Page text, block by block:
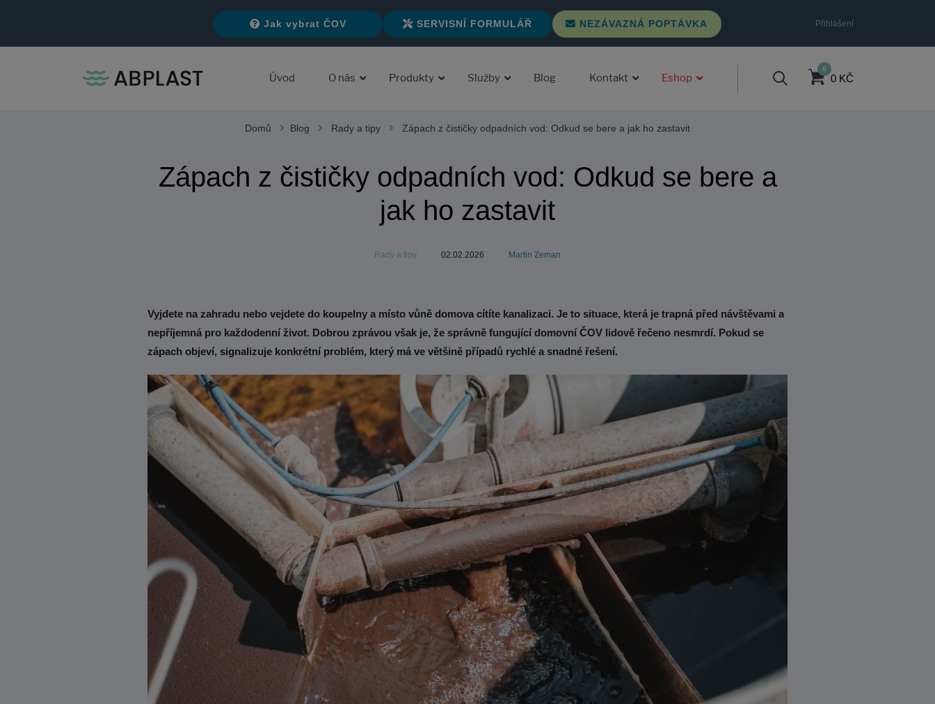
Jak vybrat ČOV SERVISNÍ FORMULÁŘ NEZÁVAZNÁ POPTÁVKA Přihlášení
Úvod O nás Produkty Služby Blog Kontakt Eshop
0
0 KČ
Domů Blog Rady a tipy Zápach z čističky odpadních vod: Odkud se bere a jak ho zastavit
Zápach z čističky odpadních vod: Odkud se bere a
jak ho zastavit
Rady a tipy 02.02.2026 Martin Zeman
Vyjdete na zahradu nebo vejdete do koupelny a místo vůně domova cítíte kanalizaci. Je to situace, která je trapná před návštěvami a
nepříjemná pro každodenní život. Dobrou zprávou však je, že správně fungující domovní ČOV lidově řečeno nesmrdí. Pokud se
zápach objeví, signalizuje konkrétní problém, který má ve většině případů rychlé a snadné řešení.